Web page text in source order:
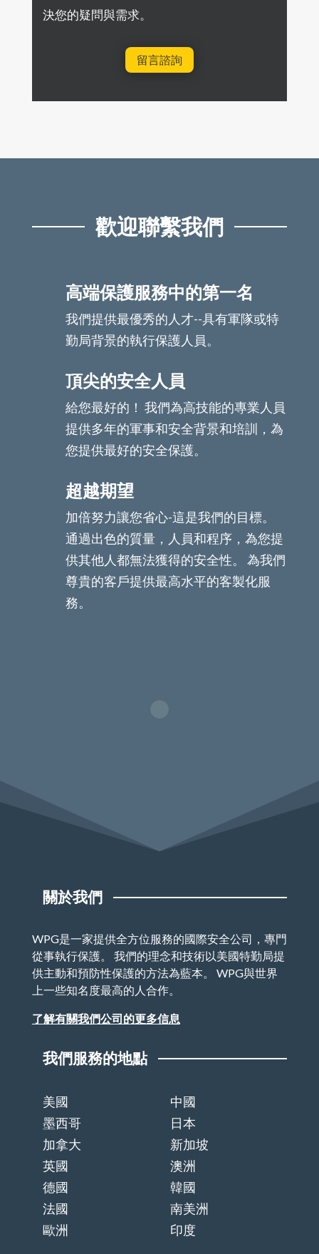
決您的疑問與需求。
留言諮詢
歡迎聯繫我們
高端保護服務中的第一名
我們提供最優秀的人才--具有軍隊或特
勤局背景的執行保護人員。
頂尖的安全人員
給您最好的！ 我們為高技能的專業人員
提供多年的軍事和安全背景和培訓，為
您提供最好的安全保護。
超越期望
加倍努力讓您省心-這是我們的目標。
通過出色的質量，人員和程序，為您提
供其他人都無法獲得的安全性。 為我們
尊貴的客戶提供最高水平的客製化服
務。
關於我們
WPG是一家提供全方位服務的國際安全公司，專門
從事執行保護。 我們的理念和技術以美國特勤局提
供主動和預防性保護的方法為藍本。 WPG與世界
上一些知名度最高的人合作。
了解有關我們公司的更多信息
我們服務的地點
美國
中國
墨西哥
日本
加拿大
新加坡
英國
澳洲
德國
韓國
法國
南美洲
歐洲
印度